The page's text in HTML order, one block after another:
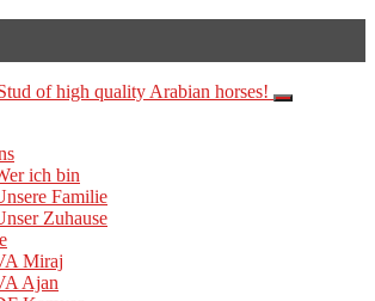
of high quality Arabian horses!
ich bin
Familie
Zuhause
Miraj
Ajan